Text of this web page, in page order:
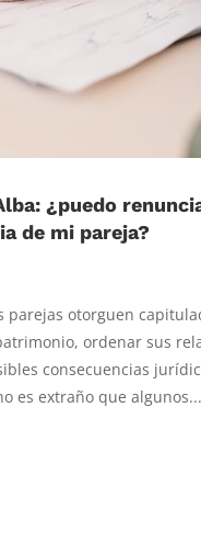
¿puedo
de mi pareja?
parejas otorguen
ordenar sus
consecuencias
es extraño que algunos...